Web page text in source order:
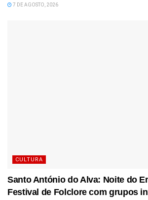
7 DE AGOSTO, 2026
CULTURA
Santo António do Alva: Noite do
Festival de Folclore com grupos